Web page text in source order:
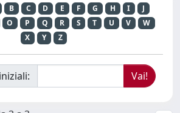
B C D E F G H I
J
O P Q R S T U V
W
X
Y Z